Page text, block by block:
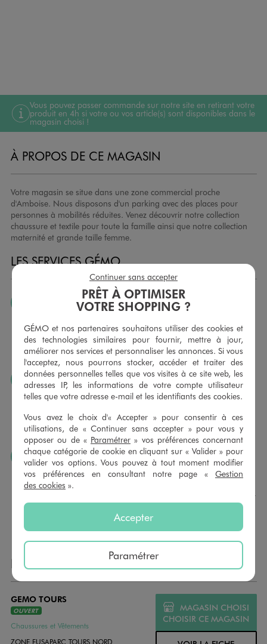
Vous pouvez passer commande sur notre site en retirant votre
produit en 4h si votre ou vos article(s) sont disponibles dans le
magasin choisi !
À PROPOS DE CE MAGASIN
Votre magasin se situe dans une zone commercial proche
d'Amboise. Nous disposons d'un parking avec des places pour
personnes à mobilités réduites. Venez découvrir notre collection
chaussure et textile pour toute la famille ainsi que notre collection
maternité et grande taille femme.
LES SERVICES GÉMO
JE PEUX CHANGER D’AVIS
remboursement pour tout article non porté, non retouché,
sous 30 jours, sur simple présentation du ticket de caisse,
dans tous les magasins GÉMO.
JE PEUX FAIRE RETOUCHER MES ARTICLES
Ourlets, ceintures… vous avez la possibilité de faire
sont à votre disposition sur simple demande. Voir
conditions en magasins.
J’AIME FAIRE PLAISIR
Nous vous proposons des cartes cadeaux GÉMO d’un
montant au choix entre 10€ et 150€. Les cartes cadeau
GÉMO sont valables 1 an, utilisables en plusieurs fois, pour
dans de jolies enveloppes pour toutes les occasions.
NOS AUTRES MAGASINS
GEMO TOURS
OUVERT
Chaussures et Vêtements
ZONE FUSAPARC TOURS NORD
MAGASIN CHOISI
CHOISIR CE MAGASIN
PRÊT À OPTIMISER
VOTRE SHOPPING ?
GÉMO et nos partenaires souhaitons utiliser des cookies et
des technologies similaires pour fournir, mettre à jour,
améliorer nos services et personnaliser les annonces. Si vous
l'acceptez, nous pourrons stocker, accéder et traiter des
données personnelles telles que vos visites à ce site web, les
adresses IP, les informations de votre compte utilisateur
telles que votre adresse e-mail et les identifiants des cookies.
Vous avez le choix d'« Accepter » pour consentir à ces
utilisations, de « Continuer sans accepter » pour vous y
opposer ou de « Paramétrer » vos préférences concernant
chaque catégorie de cookie en cliquant sur « Valider » pour
valider vos options. Vous pouvez à tout moment modifier
vos préférences en consultant notre page « Gestion
des cookies ».
Accepter
Paramétrer
Continuer sans accepter